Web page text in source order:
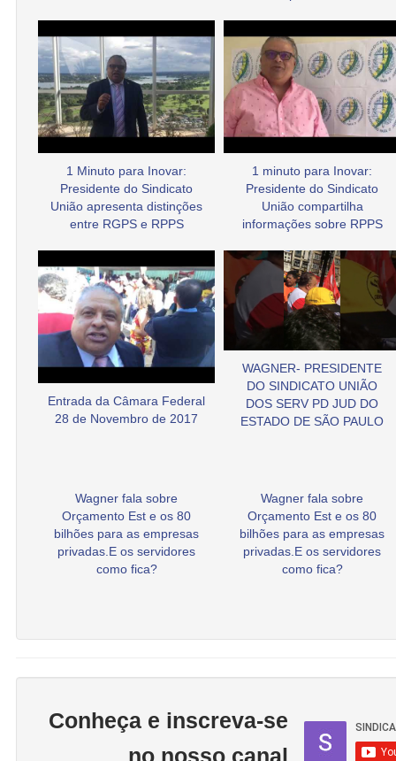
1 Minuto para Inovar:
Presidente do Sindicato
União apresenta distinções
entre RGPS e RPPS
1 minuto para Inovar:
Presidente do Sindicato
União compartilha
informações sobre RPPS
Entrada da Câmara Federal
28 de Novembro de 2017
WAGNER- PRESIDENTE
DO SINDICATO UNIÃO
DOS SERV PD JUD DO
ESTADO DE SÃO PAULO
Wagner fala sobre
Orçamento Est e os 80
bilhões para as empresas
privadas.E os servidores
como fica?
Wagner fala sobre
Orçamento Est e os 80
bilhões para as empresas
privadas.E os servidores
como fica?
Conheça e inscreva-se